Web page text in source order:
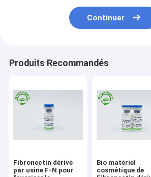
Continuer
Produits Recommandés
Fibronectin dérivé
par usine F-N pour
Bio matériel
cosmétique de